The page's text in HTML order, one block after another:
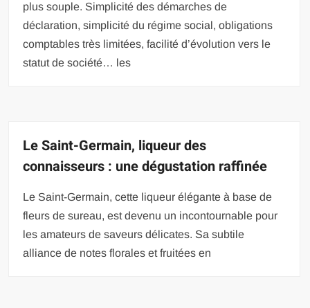
plus souple. Simplicité des démarches de
déclaration, simplicité du régime social, obligations
comptables très limitées, facilité d’évolution vers le
statut de société… les
Le Saint-Germain, liqueur des
connaisseurs : une dégustation raffinée
Le Saint-Germain, cette liqueur élégante à base de
fleurs de sureau, est devenu un incontournable pour
les amateurs de saveurs délicates. Sa subtile
alliance de notes florales et fruitées en